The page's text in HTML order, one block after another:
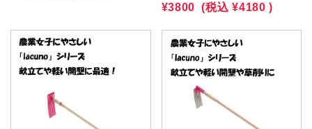
¥3800 (税込 ¥4180 )